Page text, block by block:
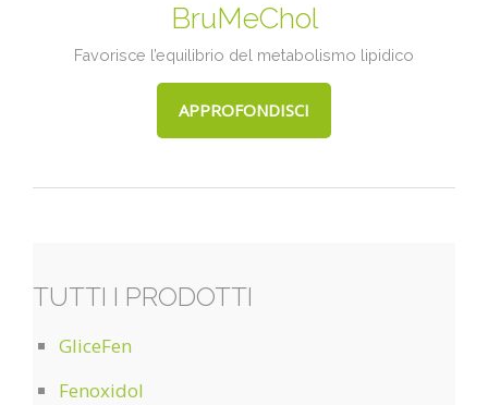
BruMeChol
Favorisce l’equilibrio del metabolismo lipidico
APPROFONDISCI
TUTTI I PRODOTTI
GliceFen
Fenoxidol